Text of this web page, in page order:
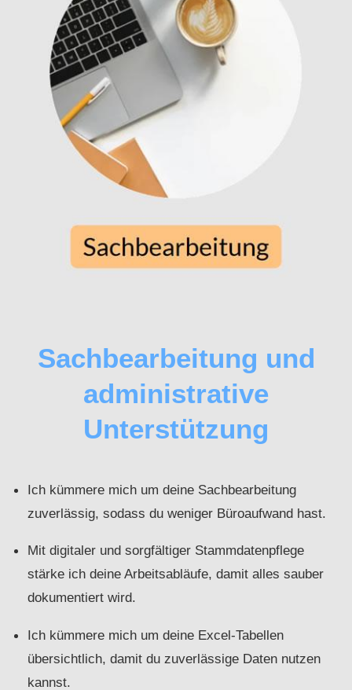
Sachbearbeitung und
administrative
Unterstützung
Ich kümmere mich um deine Sachbearbeitung
zuverlässig, sodass du weniger Büroaufwand hast.
Mit digitaler und sorgfältiger Stammdatenpflege
stärke ich deine Arbeitsabläufe, damit alles sauber
dokumentiert wird.
Ich kümmere mich um deine Excel-Tabellen
übersichtlich, damit du zuverlässige Daten nutzen
kannst.